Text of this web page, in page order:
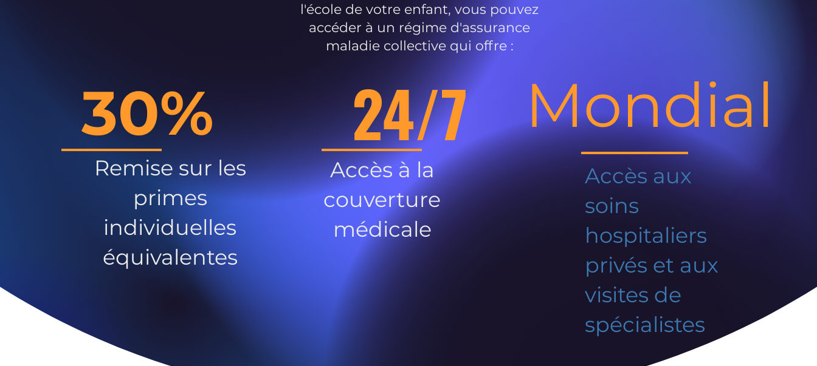
l'école de votre enfant, vous pouvez
accéder à un régime d'assurance
maladie collective qui offre :
30%
Remise sur les
primes
individuelles
équivalentes
24/7
Accès à la
couverture
médicale
Mondial
Accès aux
soins
hospitaliers
privés et aux
visites de
spécialistes